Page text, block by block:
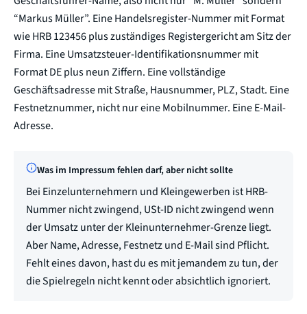
“Markus Müller”. Eine Handelsregister-Nummer mit Format
wie HRB 123456 plus zuständiges Registergericht am Sitz der
Firma. Eine Umsatzsteuer-Identifikationsnummer mit
Format DE plus neun Ziffern. Eine vollständige
Geschäftsadresse mit Straße, Hausnummer, PLZ, Stadt. Eine
Festnetznummer, nicht nur eine Mobilnummer. Eine E-Mail-
Adresse.
Was im Impressum fehlen darf, aber nicht sollte
Bei Einzelunternehmern und Kleingewerben ist HRB-
Nummer nicht zwingend, USt-ID nicht zwingend wenn
der Umsatz unter der Kleinunternehmer-Grenze liegt.
Aber Name, Adresse, Festnetz und E-Mail sind Pflicht.
Fehlt eines davon, hast du es mit jemandem zu tun, der
die Spielregeln nicht kennt oder absichtlich ignoriert.